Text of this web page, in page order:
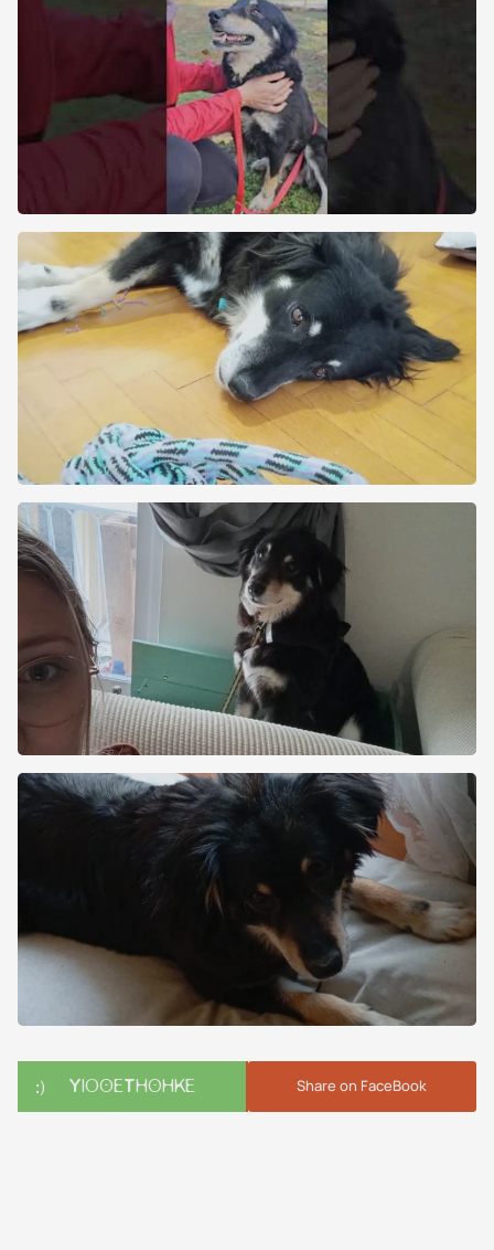
ΥΙΟΘΕΤΗΘΗΚΕ Share on FaceBook